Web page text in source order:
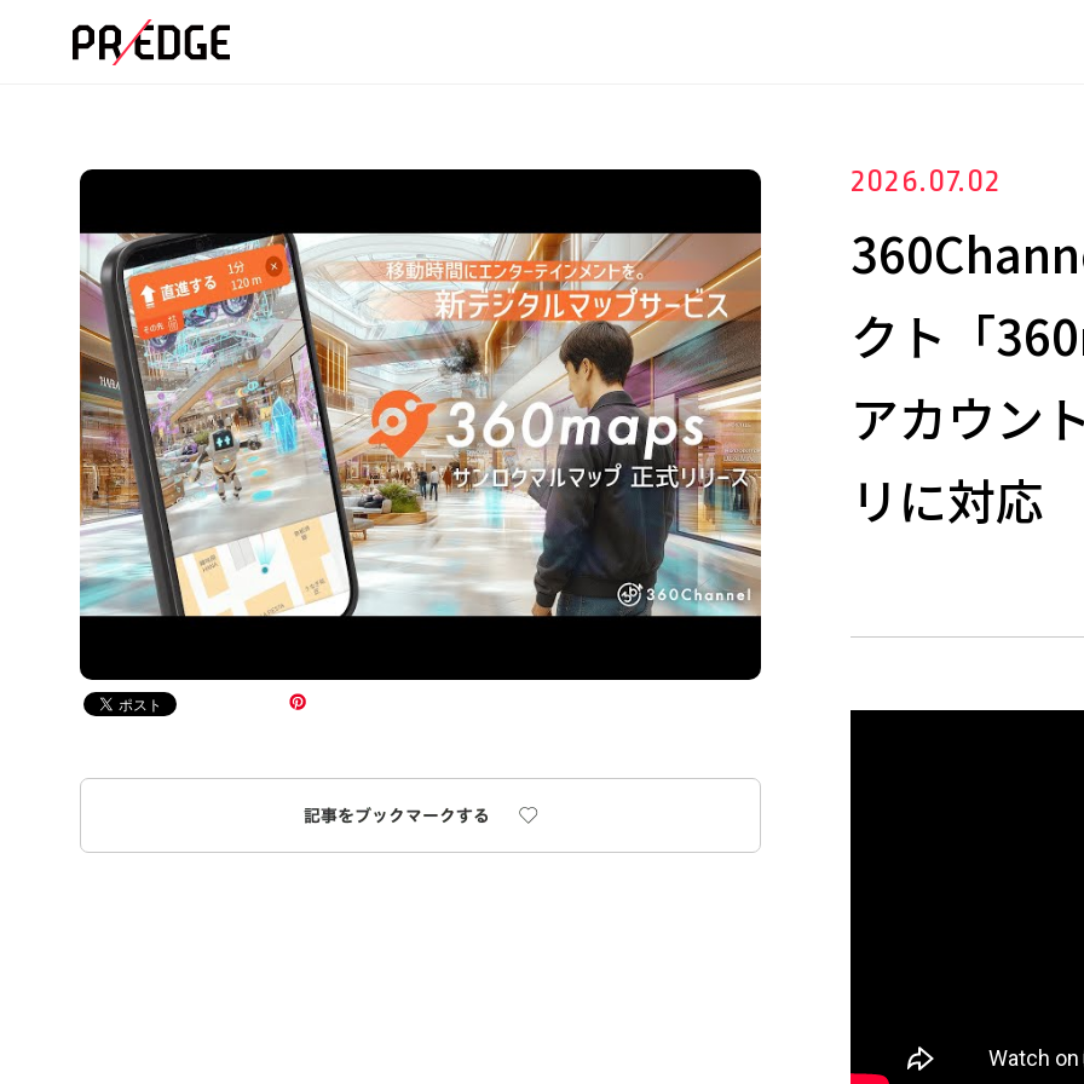
2026.07.02
クト「
アカウン
リに対応